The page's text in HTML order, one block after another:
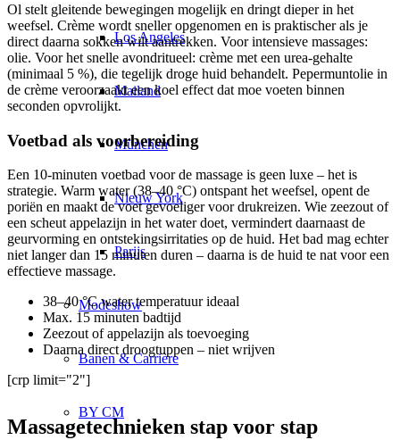
Los Angeles
Mailand
München
Nieuw York
Parijs
Modeshow
Banen & Carrière
BY CM
Ol stelt gleitende bewegingen mogelijk en dringt dieper in het
weefsel. Crème wordt sneller opgenomen en is praktischer als je
direct daarna sokken wilt aantrekken. Voor intensieve massages:
olie. Voor het snelle avondritueel: crème met een urea-gehalte
(minimaal 5 %), die tegelijk droge huid behandelt. Pepermuntolie in
de crème veroorzaakt een koel effect dat moe voeten binnen
seconden opvrolijkt.
Voetbad als voorbereiding
Een 10-minuten voetbad voor de massage is geen luxe – het is
strategie. Warm water (38–40 °C) ontspant het weefsel, opent de
poriën en maakt de voet gevoeliger voor drukreizen. Wie zeezout of
een scheut appelazijn in het water doet, vermindert daarnaast de
geurvorming en ontstekingsirritaties op de huid. Het bad mag echter
niet langer dan 15 minuten duren – daarna is de huid te nat voor een
effectieve massage.
38–40 °C water temperatuur ideaal
Max. 15 minuten badtijd
Zeezout of appelazijn als toevoeging
Daarna direct droogtuppen – niet wrijven
[crp limit="2"]
Massagetechnieken stap voor stap